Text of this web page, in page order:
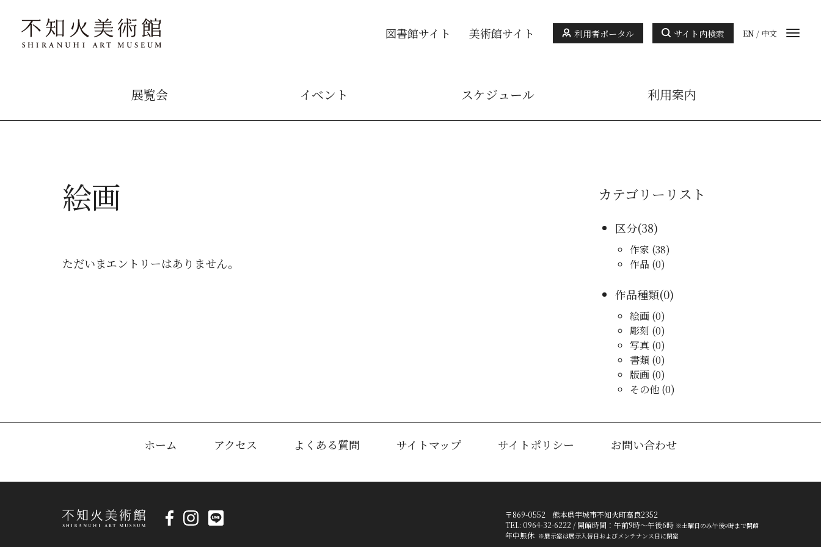
図書館サイト 美術館サイト 利用者ポータル サイト内検索 EN / 中文
展覧会 イベント スケジュール 利用案内
絵画
ただいまエントリーはありません。
カテゴリーリスト
区分(38)
作家 (38)
作品 (0)
作品種類(0)
絵画 (0)
彫刻 (0)
写真 (0)
書類 (0)
版画 (0)
その他 (0)
ホーム アクセス よくある質問 サイトマップ サイトポリシー お問い合わせ
〒869-0552 熊本県宇城市不知火町高良2352
TEL: 0964-32-6222 / 開館時間：午前9時～午後6時 ※土曜日のみ午後9時まで開館
年中無休 ※展示室は展示入替日およびメンテナンス日に閉室